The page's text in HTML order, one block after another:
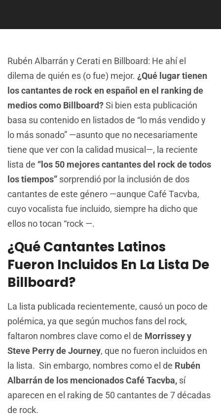
Rubén Albarrán y Cerati en Billboard: He ahí el
dilema de quién es (o fue) mejor. ¿Qué lugar tienen
los cantantes de rock en español en el ranking de
medios como Billboard?Si bien esta publicación
basa su contenido en listados de “lo más vendido y
lo más sonado” —asunto que no necesariamente
tiene que ver con la calidad musical—, la reciente
lista de “los 50 mejores cantantes del rock de todos
los tiempos” sorprendió por la inclusión de dos
cantantes de este género —aunque Café Tacvba,
cuyo vocalista fue incluido, siempre ha dicho que
ellos no tocan “rock —.
¿Qué Cantantes Latinos
Fueron Incluidos En La Lista De
Billboard?
La lista publicada recientemente, causó un poco de
polémica, ya que según muchos fans del rock,
faltaron nombres clave como el de Morrissey y
Steve Perry de Journey, que no fueron incluidos en
la lista. Sin embargo, nombres como el de Rubén
Albarrán de los mencionados Café Tacvba, sí
aparecen en el raking de 50 cantantes de 7 décadas
de rock.